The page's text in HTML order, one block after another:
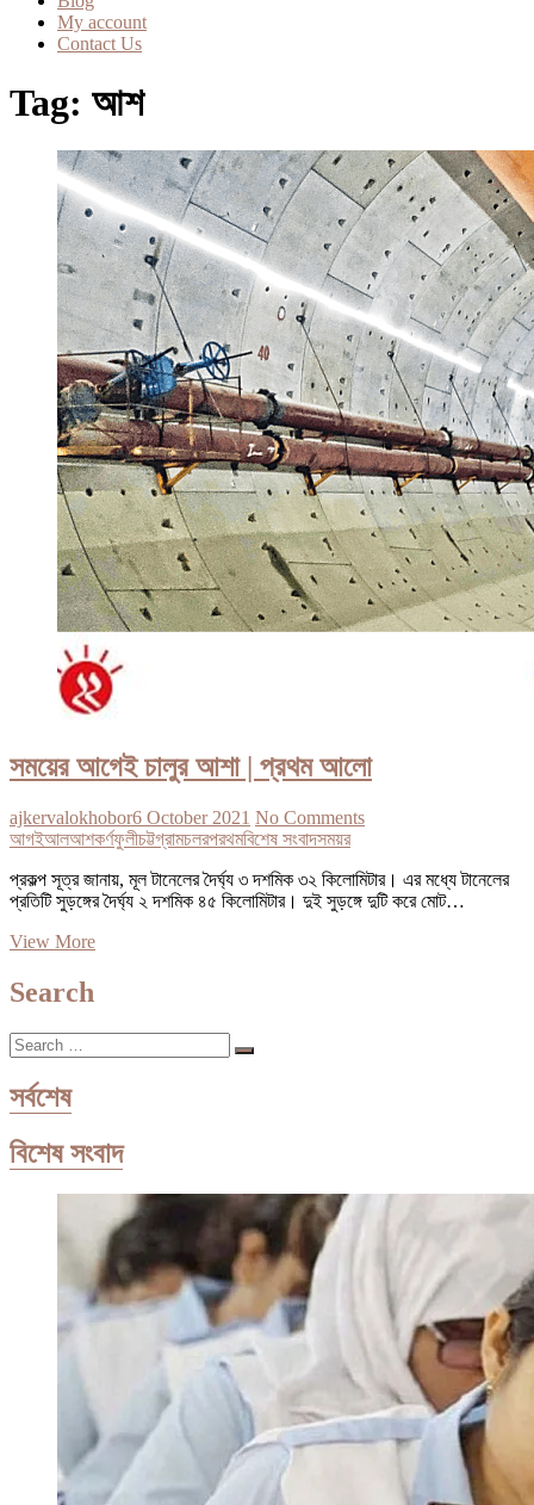
My account
Contact Us
Tag: আশ
সময়ের আগেই চালুর আশা | প্রথম আলো
ajkervalokhobor6 October 2021 No Comments
আগইআলআশকর্ণফুলীচট্টগ্রামচলরপরথমবিশেষ সংবাদসময়র
প্রকল্প সূত্র জানায়, মূল টানেলের দৈর্ঘ্য ৩ দশমিক ৩২ কিলোমিটার। এর মধ্যে টানেলের
প্রতিটি সুড়ঙ্গের দৈর্ঘ্য ২ দশমিক ৪৫ কিলোমিটার। দুই সুড়ঙ্গে দুটি করে মোট…
View Moreসময়ের
Search
Search
…
সর্বশেষ
বিশেষ সংবাদ